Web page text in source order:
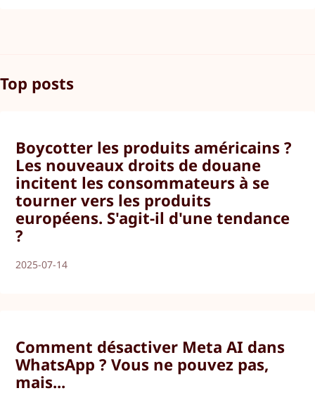
Top posts
Boycotter les produits américains ?
Les nouveaux droits de douane
incitent les consommateurs à se
tourner vers les produits
européens. S'agit-il d'une tendance
?
2025-07-14
Comment désactiver Meta AI dans
WhatsApp ? Vous ne pouvez pas,
mais...